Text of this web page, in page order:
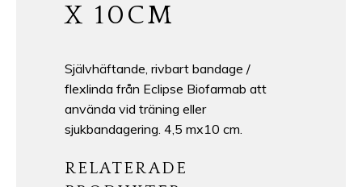
X 10CM
Självhäftande, rivbart bandage /
flexlinda från Eclipse Biofarmab att
använda vid träning eller
sjukbandagering. 4,5 mx10 cm.
RELATERADE